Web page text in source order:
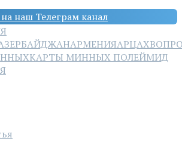
наш Телеграм канал
АРМЕНИЯАРЦАХ
КАРТЫ МИННЫХ ПОЛЕЙМИД